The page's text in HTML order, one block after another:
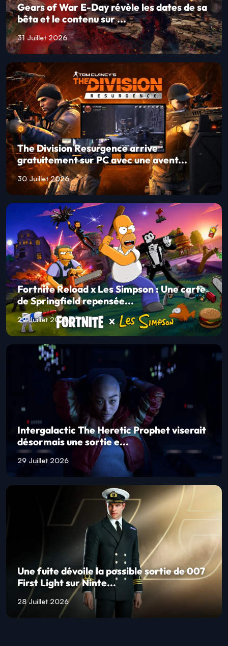
Gears of War E-Day révèle les dates de sa
bêta et le contenu sur ...
31 Juillet 2026
The Division Resurgence arrive
gratuitement sur PC avec une avent...
30 Juillet 2026
Fortnite Reload x Les Simpson : Une carte
de Springfield repensée...
29 Juillet 2026
Intergalactic The Heretic Prophet viserait
désormais une sortie e...
29 Juillet 2026
Une fuite dévoile la possible sortie de 007
First Light sur Ninte...
28 Juillet 2026